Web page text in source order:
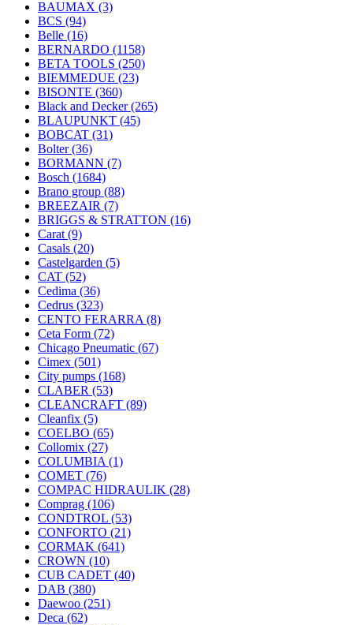
BAUMAX (3)
BCS (94)
Belle (16)
BERNARDO (1158)
BETA TOOLS (250)
BIEMMEDUE (23)
BISONTE (360)
Black and Decker(265)
BLAUPUNKT (45)
BOBCAT (31)
Bolter(36)
BORMANN (7)
Bosch (1684)
Brano group (88)
BREEZAIR (7)
BRIGGS & STRATTON (16)
Carat (9)
Casals (20)
Castelgarden (5)
CAT (52)
Cedima (36)
Cedrus (323)
CENTO FERARRA (8)
Ceta Form (72)
Chicago Pneumatic (67)
Cimex (501)
City pumps (168)
CLABER (53)
CLEANCRAFT (89)
Cleanfix (5)
COELBO (65)
Collomix (27)
COLUMBIA (1)
COMET (76)
COMPAC HIDRAULIK (28)
Comprag (106)
CONDTROL (53)
CONFORTO (21)
CORMAK (641)
CROWN (10)
CUB CADET (40)
DAB (380)
Daewoo (251)
Deca (62)